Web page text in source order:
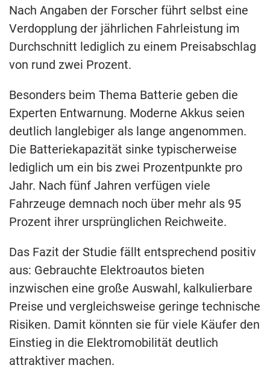
Nach Angaben der Forscher führt selbst eine
Verdopplung der jährlichen Fahrleistung im
Durchschnitt lediglich zu einem Preisabschlag
von rund zwei Prozent.
Besonders beim Thema Batterie geben die
Experten Entwarnung. Moderne Akkus seien
deutlich langlebiger als lange angenommen.
Die Batteriekapazität sinke typischerweise
lediglich um ein bis zwei Prozentpunkte pro
Jahr. Nach fünf Jahren verfügen viele
Fahrzeuge demnach noch über mehr als 95
Prozent ihrer ursprünglichen Reichweite.
Das Fazit der Studie fällt entsprechend positiv
aus: Gebrauchte Elektroautos bieten
inzwischen eine große Auswahl, kalkulierbare
Preise und vergleichsweise geringe technische
Risiken. Damit könnten sie für viele Käufer den
Einstieg in die Elektromobilität deutlich
attraktiver machen.